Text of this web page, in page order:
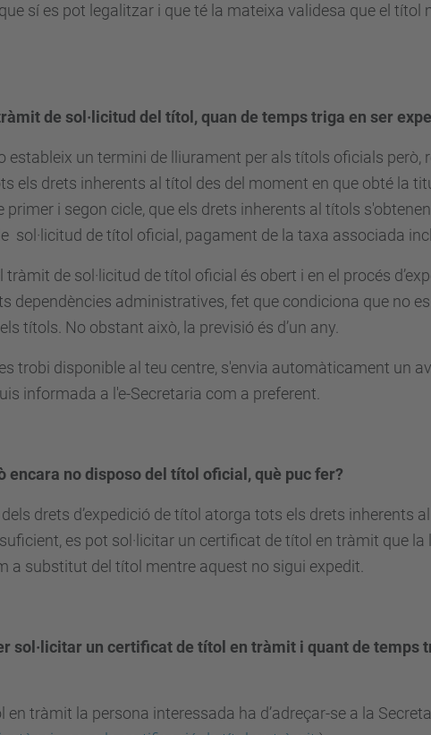
sí es pot legalitzar i que té la mateixa validesa que el títol
de sol·licitud del títol, quan de temps triga en ser
estableix un termini de lliurament per als títols oficials però,
els drets inherents al títol des del moment en que obté la
primer i segon cicle, que els drets inherents al títols
sol·licitud de títol oficial, pagament de la taxa associada
de sol·licitud de títol oficial és obert i en el procés
dependències administratives, fet que condiciona que no
títols. No obstant això, la previsió és d’un any.
trobi disponible al teu centre, s'envia automàticament un
informada a l'e-Secretaria com a preferent.
encara no disposo del títol oficial, què puc fer?
drets d’expedició de títol atorga tots els drets inherents
es pot sol·licitar un certificat de títol en tràmit que la
a substitut del títol mentre aquest no sigui expedit.
sol·licitar un certificat de títol en tràmit i quant de temps
en tràmit la persona interessada ha d’adreçar-se a la